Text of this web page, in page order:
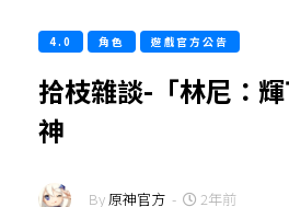
4.0 角色 遊戲官方公告
拾枝雜談-「林尼：
神
By原神官方 - 2年前